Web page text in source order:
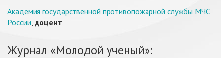
Академия государственной противопожарной службы МЧС
России, доцент
Журнал «Молодой ученый»: